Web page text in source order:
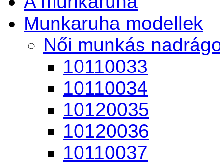
Munkaruha modellek
Női munkás
10110033
10110034
10120035
10120036
10110037